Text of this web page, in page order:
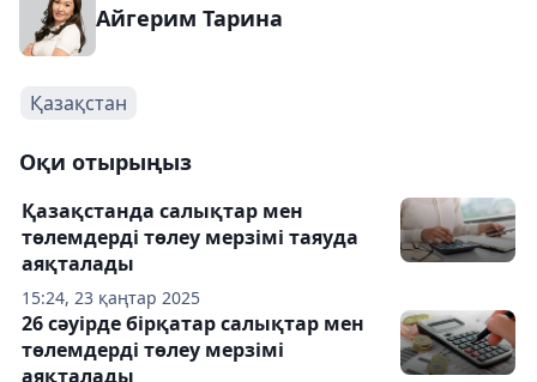
Айгерим Тарина
Қазақстан
Оқи отырыңыз
15:24, 23 қаңтар 2025
Қазақстанда салықтар мен
төлемдерді төлеу мерзімі таяуда
аяқталады
26 сәуірде бірқатар салықтар мен
төлемдерді төлеу мерзімі
аяқталады